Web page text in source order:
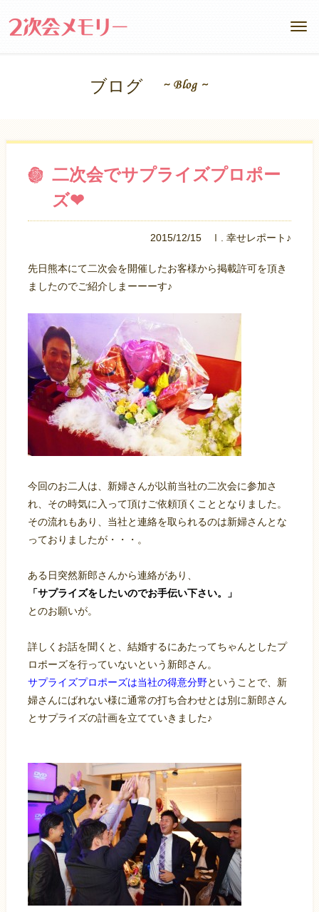
ブログ
二次会でサプライズプロポー
ズ❤
2015/12/15 Ⅰ. 幸せレポート♪
先日熊本にて二次会を開催したお客様から掲載許可を頂き
ましたのでご紹介しまーーーす♪
今回のお二人は、新婦さんが以前当社の二次会に参加さ
れ、その時気に入って頂けご依頼頂くこととなりました。
その流れもあり、当社と連絡を取られるのは新婦さんとな
っておりましたが・・・。
ある日突然新郎さんから連絡があり、
「サプライズをしたいのでお手伝い下さい。」
とのお願いが。
詳しくお話を聞くと、結婚するにあたってちゃんとしたプ
ロポーズを行っていないという新郎さん。
サプライズプロポーズは当社の得意分野ということで、新
婦さんにばれない様に通常の打ち合わせとは別に新郎さん
とサプライズの計画を立てていきました♪